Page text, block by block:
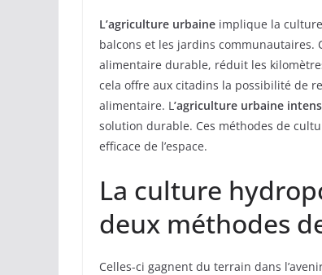
L’agriculture urbaine implique la
balcons et les jardins
alimentaire durable, réduit les
cela offre aux citadins la possibilité de
alimentaire. L’agriculture urbaine
solution durable. Ces méthodes de
efficace de l’espace.
La culture
deux méthodes
Celles-ci gagnent du terrain dans